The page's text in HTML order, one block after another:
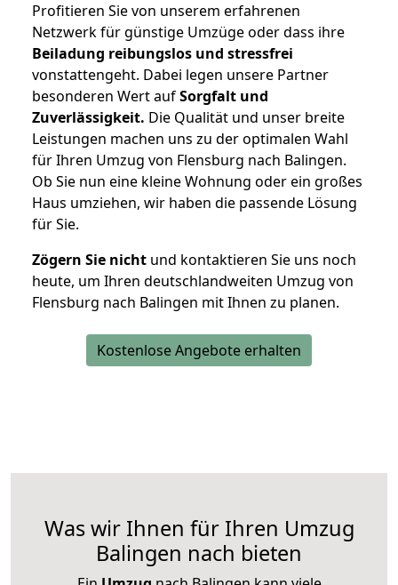
Profitieren Sie von unserem erfahrenen
Netzwerk für günstige Umzüge oder dass ihre
Beiladung reibungslos und stressfrei
vonstattengeht. Dabei legen unsere Partner
besonderen Wert aufSorgfalt und
Zuverlässigkeit. Die Qualität und unser breite
Leistungen machen uns zu der optimalen Wahl
für Ihren Umzug von Flensburg nach Balingen.
Ob Sie nun eine kleine Wohnung oder ein großes
Haus umziehen, wir haben die passende Lösung
für Sie.
Zögern Sie nicht und kontaktieren Sie uns noch
heute, um Ihren deutschlandweiten Umzug von
Flensburg nach Balingen mit Ihnen zu planen.
Kostenlose Angebote erhalten
Was wir Ihnen für Ihren Umzug
Balingen nach bieten